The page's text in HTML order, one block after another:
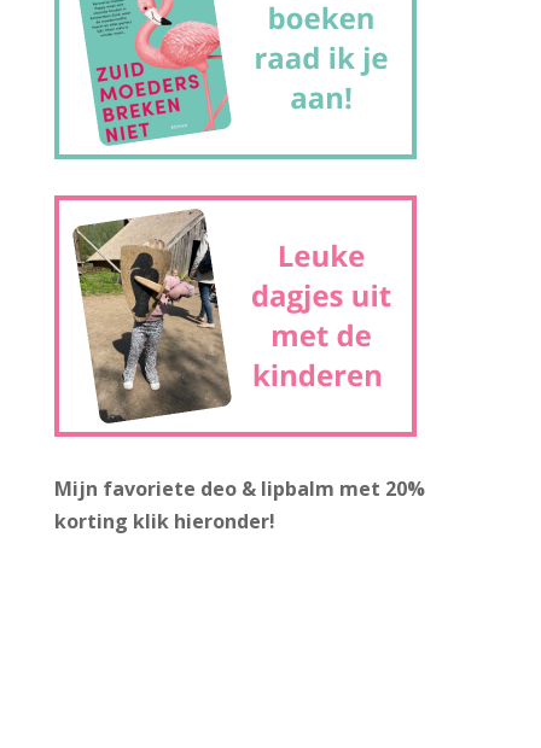
Mijn favoriete deo & lipbalm met 20%
korting klik hieronder!